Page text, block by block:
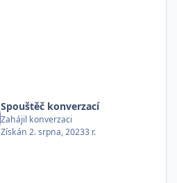
Spouštěč konverzací
Zahájil konverzaci
Získán 2. srpna, 20233 r.